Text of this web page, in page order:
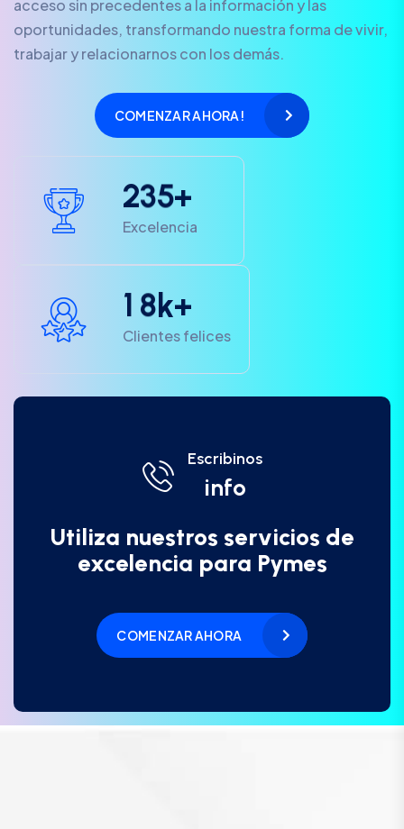
acceso sin precedentes a la información y las
oportunidades, transformando nuestra forma de vivir,
trabajar y relacionarnos con los demás.
COMENZAR AHORA!
235+
Excelencia
1 8k+
Clientes felices
Escribinos
info
Utiliza nuestros servicios de
excelencia para Pymes
COMENZAR AHORA